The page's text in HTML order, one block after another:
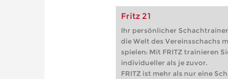
Fritz 21
Ihr persönlicher
die Welt des Vereinsschachs
spielen: Mit FRITZ trainieren
individueller als je zuvor.
FRITZ ist mehr als nur eine